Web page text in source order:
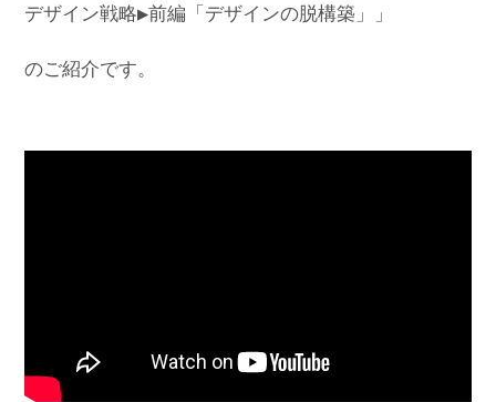
デザイン戦略▶︎前編「デザインの脱構築」」
のご紹介です。